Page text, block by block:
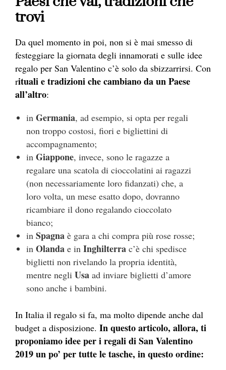
trovi
Da quel momento in poi, non si è mai smesso di
festeggiare la giornata degli innamorati e sulle idee
regalo per San Valentino c’è solo da sbizzarrirsi. Con
rituali e tradizioni che cambiano da un Paese
all’altro:
in Germania, ad esempio, si opta per regali
non troppo costosi, fiori e bigliettini di
accompagnamento;
in Giappone, invece, sono le ragazze a
regalare una scatola di cioccolatini ai ragazzi
(non necessariamente loro fidanzati) che, a
loro volta, un mese esatto dopo, dovranno
ricambiare il dono regalando cioccolato
bianco;
in Spagnaè gara a chi compra più rose rosse;
in Olandae in Inghilterrac’è chi spedisce
biglietti non rivelando la propria identità,
mentre negli Usaad inviare biglietti d’amore
sono anche i bambini.
In Italia il regalo si fa, ma molto dipende anche dal
budget a disposizione. In questo articolo, allora, ti
proponiamo idee per i regali di San Valentino
2019 un po’ per tutte le tasche, in questo ordine: